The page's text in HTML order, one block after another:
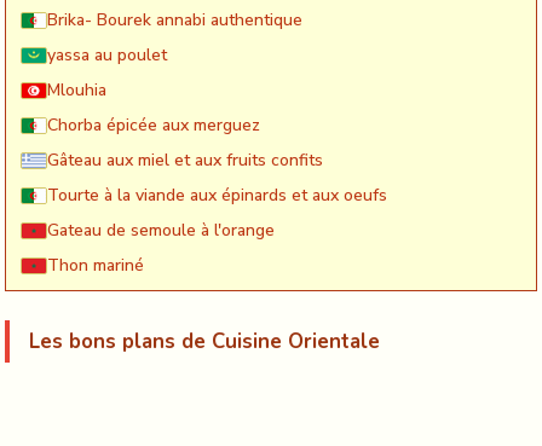
Brika- Bourek annabi authentique
yassa au poulet
Mlouhia
Chorba épicée aux merguez
Gâteau aux miel et aux fruits confits
Tourte à la viande aux épinards et aux oeufs
Gateau de semoule à l'orange
Thon mariné
Les bons plans de Cuisine Orientale